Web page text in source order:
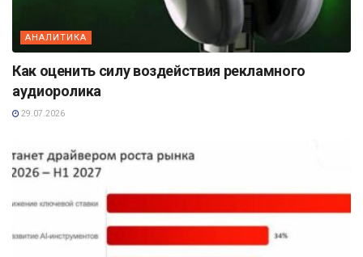
АНАЛИТИКА
Как оценить силу воздействия рекламного
аудиоролика
29.07.2026